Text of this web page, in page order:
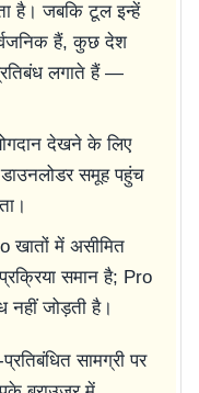
है। जबकि टूल इन्हें
हैं, कुछ देश
लगाते हैं —
देखने के लिए
समूह पहुंच
खातों में असीमित
समान है; Pro
नहीं जोड़ती है।
सामग्री पर